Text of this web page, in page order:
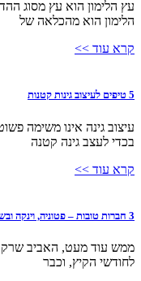
עץ הלימון הוא עץ מסוג
הלימון הוא מהכלאה של
קרא עוד >>
5 טיפים לעיצוב גינות קטנות
עיצוב גינה אינו משימה
בכדי לעצב גינה קטנה
קרא עוד >>
3 חברות טובות – פטוניה, וינקה ובשמת
ממש עוד מעט, האביב שרק
לחודשי הקיץ, וכבר